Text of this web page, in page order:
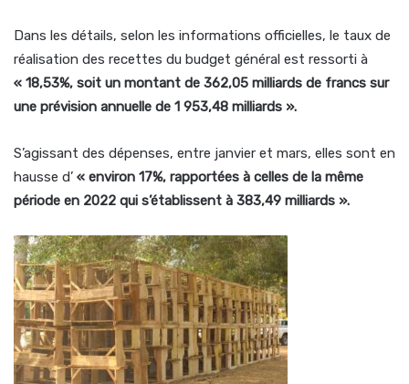
Dans les détails, selon les informations officielles, le taux de
réalisation des recettes du budget général est ressorti à
« 18,53%, soit un montant de 362,05 milliards de francs sur
une prévision annuelle de 1 953,48 milliards ».
S’agissant des dépenses, entre janvier et mars, elles sont en
hausse d’ « environ 17%, rapportées à celles de la même
période en 2022 qui s’établissent à 383,49 milliards ».